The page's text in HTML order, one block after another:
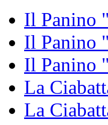
Il Panino
Il Panino
Il Panino
La
La